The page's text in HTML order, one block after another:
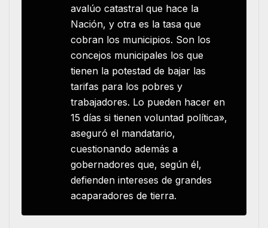
avalúo catastral que hace la
Nación, y otra es la tasa que
cobran los municipios. Son los
concejos municipales los que
tienen la potestad de bajar las
tarifas para los pobres y
trabajadores. Lo pueden hacer en
15 días si tienen voluntad política»,
aseguró el mandatario,
cuestionando además a
gobernadores que, según él,
defienden intereses de grandes
acaparadores de tierra.